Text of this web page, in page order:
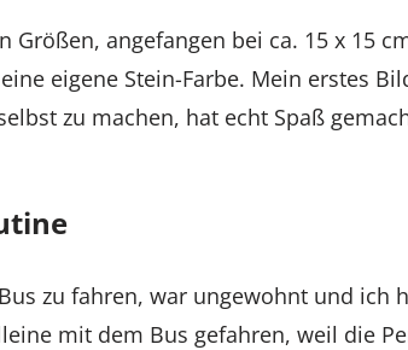
angefangen bei ca. 15 x 15
eigene Stein-Farbe. Mein erstes
zu machen, hat echt Spaß
zu fahren, war ungewohnt und ich
mit dem Bus gefahren, weil die